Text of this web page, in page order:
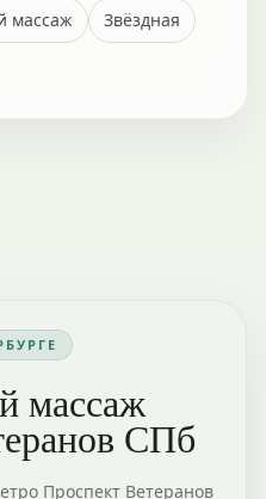
массаж
Звёздная
массаж
СПб
Проспект Ветеранов